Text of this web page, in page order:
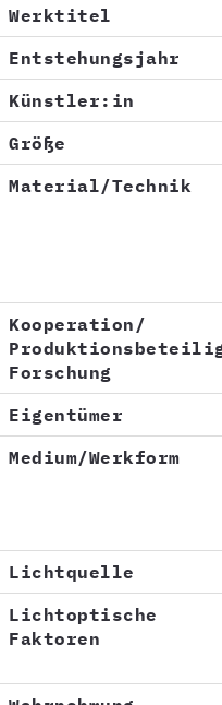
Werktitel
Entstehungsjahr
Künstler:in
Größe
Material/Technik
Kooperation/
Forschung
Eigentümer
Medium/Werkform
Lichtquelle
Lichtoptische
Faktoren